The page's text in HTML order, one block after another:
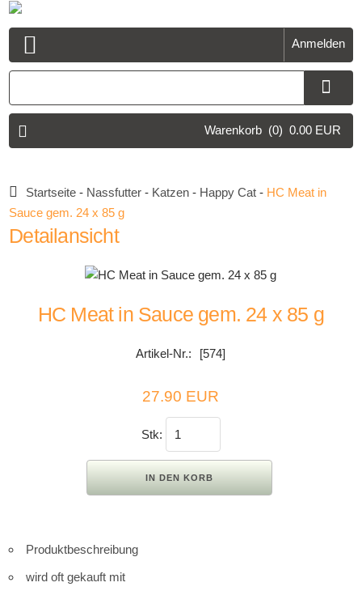
Anmelden
Warenkorb (0) 0.00 EUR
Startseite - Nassfutter - Katzen - Happy Cat - HC Meat in
Sauce gem. 24 x 85 g
Detailansicht
HC Meat in Sauce gem. 24 x 85 g
[574]
27.90 EUR
Stk:
Produktbeschreibung
wird oft gekauft mit